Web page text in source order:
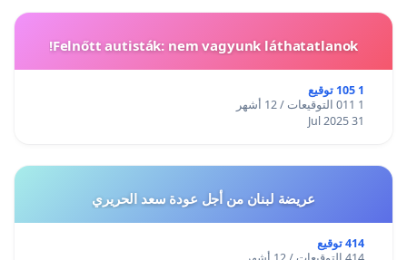
16.د.غادة العاملي أكاديمية بغداد
17.انوار عبدالوهاب أكاديمية
18.ريم قيس كبة شاعرة
لندن
20.د.ارادة الجبوري كاتبة بغداد
22.د.اسماء جميل أكاديمية
بغداد
Felnőtt autisták: nem vagyunk láthatatlanok!
1 105 توقيع
1 011 التوقيعات / 12 أشهر
31 Jul 2025
عريضة لبنان من أجل عودة سعد الحريري
414 توقيع